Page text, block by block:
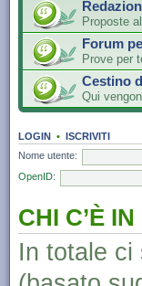
Proposte
Forum
Prove per
Cestino
Qui
LOGIN • ISCRIVITI
Nome utente:
OpenID:
CHI C’È
In totale ci